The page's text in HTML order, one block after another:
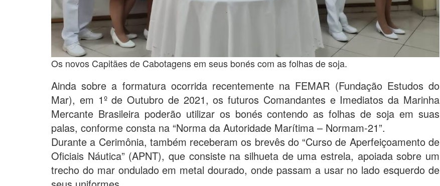
Os novos Capitães de Cabotagens em seus bonés com as folhas de soja.
Ainda sobre a formatura ocorrida recentemente na FEMAR (Fundação Estudos do
Mar), em 1º de Outubro de 2021, os futuros Comandantes e Imediatos da Marinha
Mercante Brasileira poderão utilizar os bonés contendo as folhas de soja em suas
palas, conforme consta na “Norma da Autoridade Marítima – Normam-21”.
Durante a Cerimônia, também receberam os brevês do “Curso de Aperfeiçoamento de
Oficiais Náutica” (APNT), que consiste na silhueta de uma estrela, apoiada sobre um
trecho do mar ondulado em metal dourado, onde passam a usar no lado esquerdo de